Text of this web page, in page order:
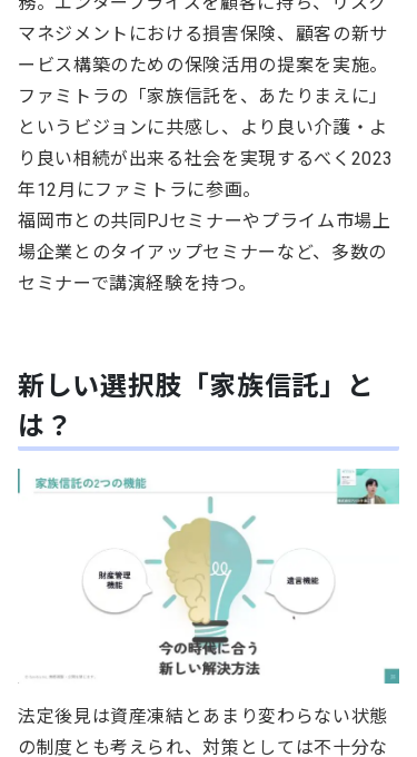
マネジメントにおける損害保険、顧客の新サ
ービス構築のための保険活用の提案を実施。
ファミトラの「家族信託を、あたりまえに」
というビジョンに共感し、より良い介護・よ
り良い相続が出来る社会を実現するべく2023
年12月にファミトラに参画。
福岡市との共同PJセミナーやプライム市場上
場企業とのタイアップセミナーなど、多数の
セミナーで講演経験を持つ。
新しい選択肢「家族信託」と
は？
法定後見は資産凍結とあまり変わらない状態
の制度とも考えられ、対策としては不十分な